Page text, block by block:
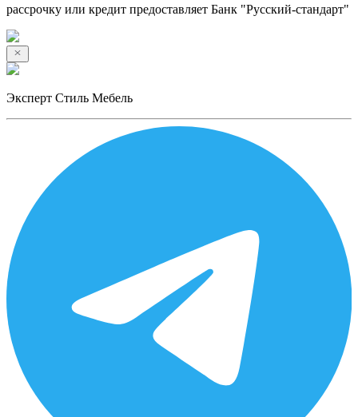
рассрочку или кредит предоставляет Банк "Русский-стандарт"
Эксперт Стиль Мебель